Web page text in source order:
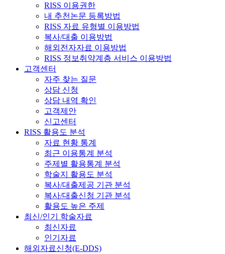
RISS 이용권한
내 추천논문 등록방법
RISS 자료 유형별 이용방법
복사/대출 이용방법
해외전자자료 이용방법
RISS 정보취약계층 서비스 이용방법
고객센터
자주 찾는 질문
상담 신청
상담 내역 확인
고객제안
신고센터
RISS 활용도 분석
자료 현황 통계
최근 이용통계 분석
주제별 활용통계 분석
학술지 활용도 분석
복사/대출제공 기관 분석
복사/대출신청 기관 분석
활용도 높은 주제
최신/인기 학술자료
최신자료
인기자료
해외자료신청(E-DDS)